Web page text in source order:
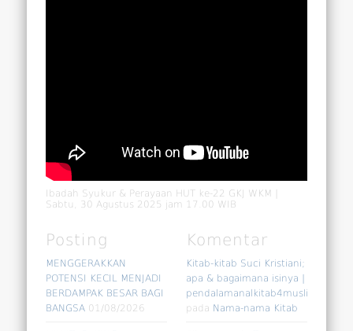
Ibadah Syukur & Perayaan HUT ke-22 GKJ WKM |
Sabtu, 30 Agustus 2025 jam 17.00 WIB
Posting
MENGGERAKKAN
POTENSI KECIL MENJADI
BERDAMPAK BESAR BAGI
BANGSA 01/08/2026
Komentar
Kitab-kitab Suci Kristiani;
apa & bagaimana isinya |
pendalamanalkitab4muslim
pada Nama-nama Kitab